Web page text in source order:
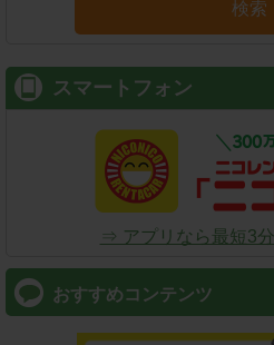
検索
スマートフォン
⇒ アプリなら最短3
おすすめコンテンツ